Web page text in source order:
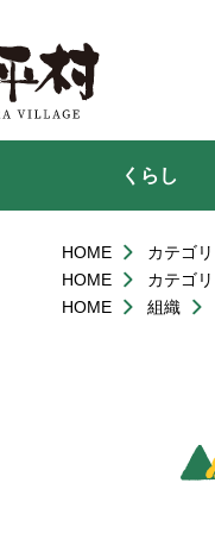
くらし
HOME カテゴリ
HOME
カテゴリ
HOME
組織